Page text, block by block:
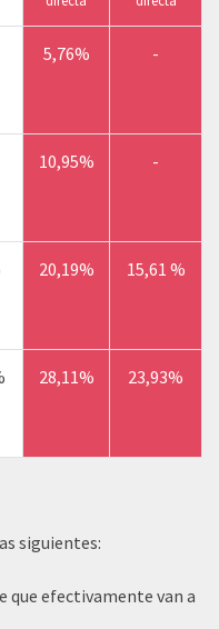
5,76% -
10,95% -
20,19% 15,61 %
28,11% 23,93%
siguientes:
que efectivamente van a